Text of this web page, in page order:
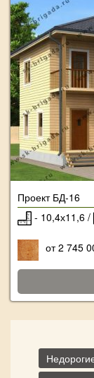
Проект БД-16
- 10,4х11,6 /
от 2 745